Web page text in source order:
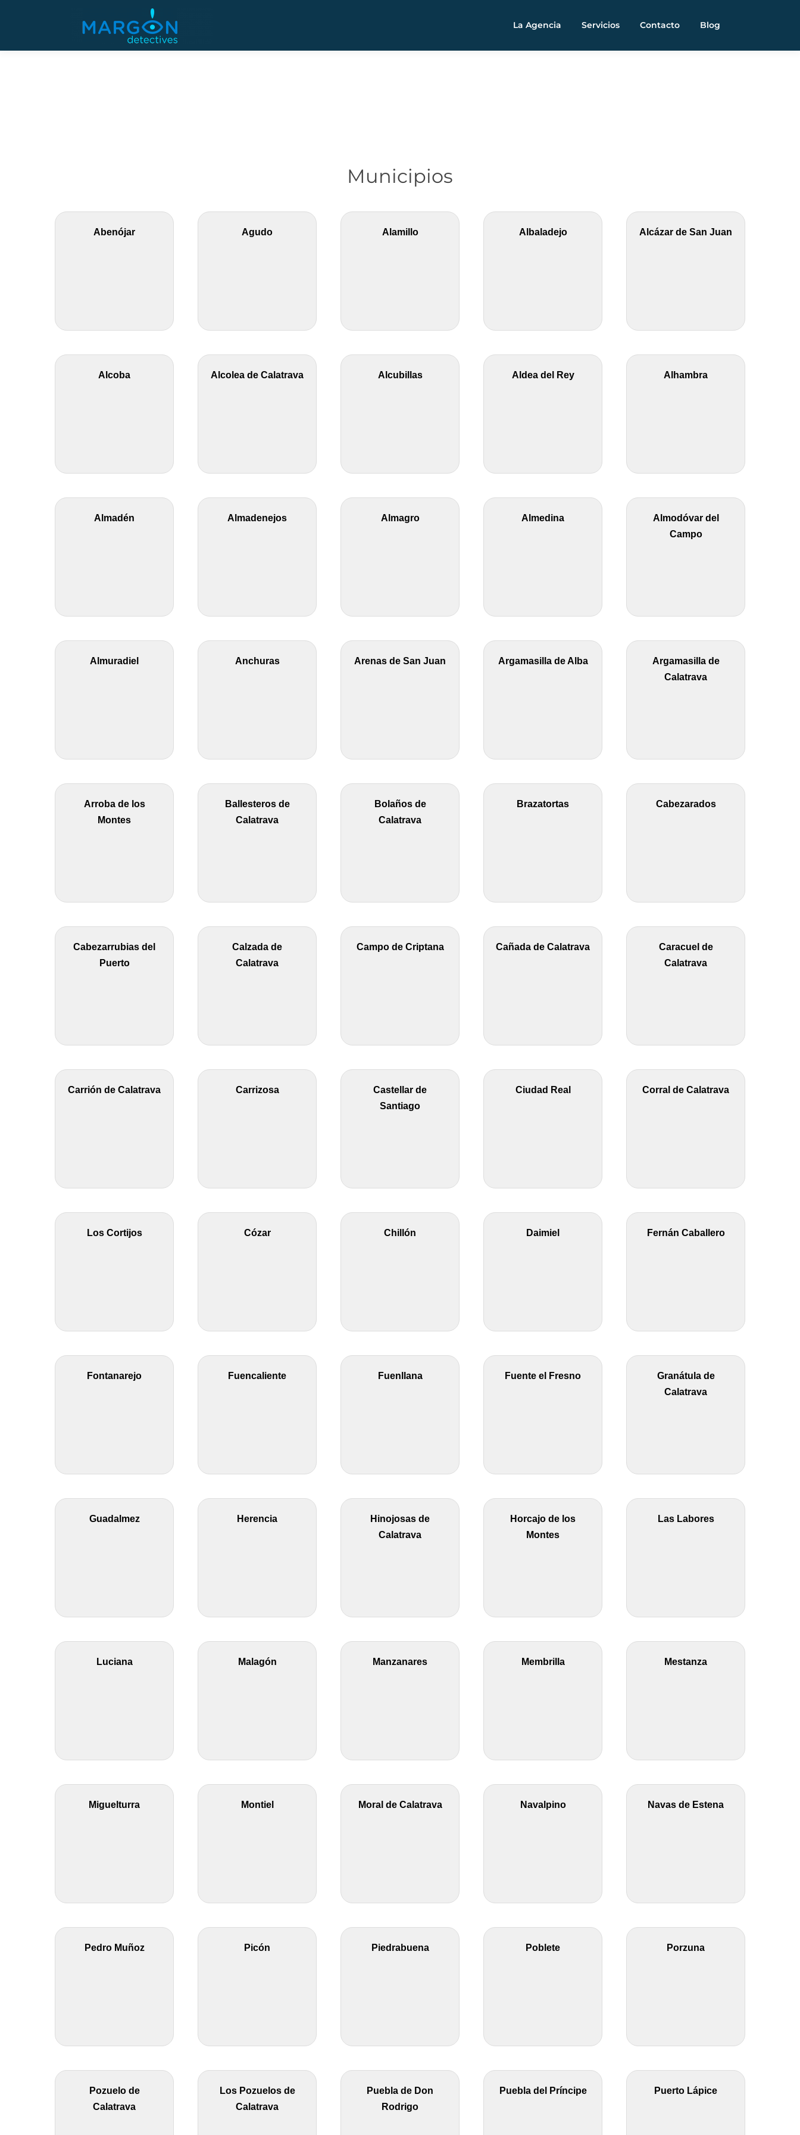
La Agencia Servicios Contacto Blog
Municipios
Abenójar Agudo Alamillo Albaladejo Alcázar de San Juan
Alcoba Alcolea de Calatrava Alcubillas Aldea del Rey Alhambra
Almadén Almadenejos Almagro Almedina
Almodóvar del
Campo
Almuradiel Anchuras Arenas de San Juan Argamasilla de Alba
Argamasilla de
Calatrava
Arroba de los
Montes
Ballesteros de
Calatrava
Bolaños de
Calatrava
Brazatortas Cabezarados
Cabezarrubias del
Puerto
Calzada de
Calatrava
Campo de Criptana Cañada de Calatrava
Caracuel de
Calatrava
Carrión de Calatrava Carrizosa
Castellar de
Santiago
Ciudad Real Corral de Calatrava
Los Cortijos Cózar Chillón Daimiel Fernán Caballero
Fontanarejo Fuencaliente Fuenllana Fuente el Fresno
Granátula de
Calatrava
Guadalmez Herencia
Hinojosas de
Calatrava
Horcajo de los
Montes
Las Labores
Luciana Malagón Manzanares Membrilla Mestanza
Miguelturra Montiel Moral de Calatrava Navalpino Navas de Estena
Pedro Muñoz Picón Piedrabuena Poblete Porzuna
Pozuelo de
Calatrava
Los Pozuelos de
Calatrava
Puebla de Don
Rodrigo
Puebla del Príncipe Puerto Lápice